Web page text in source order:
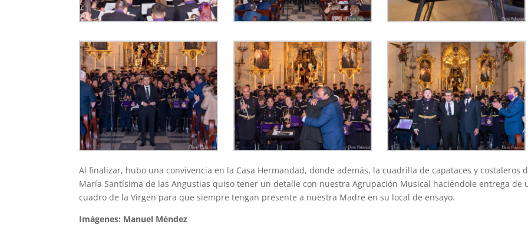
Al finalizar, hubo una convivencia en la Casa Hermandad, donde además, la cuadrilla de capataces y costaleros
María Santísima de las Angustias quiso tener un detalle con nuestra Agrupación Musical haciéndole entrega de
cuadro de la Virgen para que siempre tengan presente a nuestra Madre en su local de ensayo.
Imágenes: Manuel Méndez